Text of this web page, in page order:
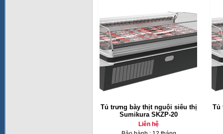
Tủ trưng bày thịt nguội siêu thị
Sumikura SKZP-20
Liên hệ
Tủ